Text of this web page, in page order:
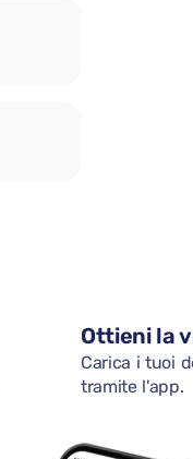
Ottieni la
Carica i tuoi
tramite l'app.